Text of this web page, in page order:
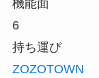
機能面
6
持ち運び
ZOZOTOWN